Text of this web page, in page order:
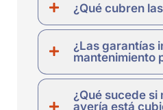
¿Qué cubren
¿Las garantías
mantenimiento
¿Qué sucede si
avería está